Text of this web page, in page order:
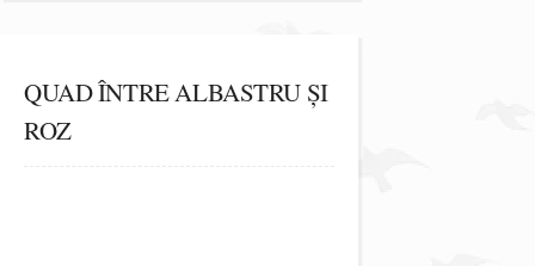
QUAD ÎNTRE ALBASTRU ȘI
ROZ